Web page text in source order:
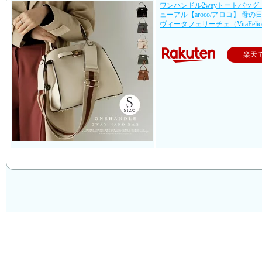
ワンハンドル2wayトートバッグ
ューアル【aroco/アロコ】 母の
ヴィータフェリーチェ（
楽天